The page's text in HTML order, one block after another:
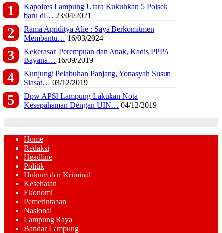
Kapolres Lampung Utara Kukuhkan 5 Polsek
baru di… 23/04/2021
Rama Apriditya Alie : Saya Berkomitmen
Membantu… 16/03/2024
Kekerasan Perempuan dan Anak, Kadis PPPA
Bayana… 16/09/2019
Kunjungi Pelabuhan Panjang, Yonasyah Susun
Siasat… 03/12/2019
Dpw APSI Lampung Lakukan Nota
Kesepahaman Dengan UIN… 04/12/2019
Home
Redaksi
Headline
Politik
Hukum dan Kriminal
Kesehatan
Ekonomi
Pemerintahan
Nasional
Lampung Raya
Bandar Lampung